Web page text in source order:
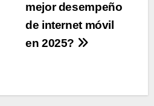
mejor desempeño
de internet móvil
en 2025?